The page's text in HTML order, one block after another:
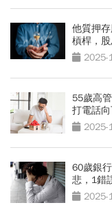
他質押
槓桿，股
2025-
55歲高
打電話
2025-
60歲銀
悲，1錯
2025-